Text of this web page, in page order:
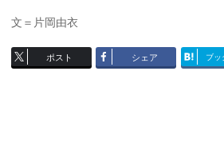
文＝片岡由衣
ポスト シェア ブッ